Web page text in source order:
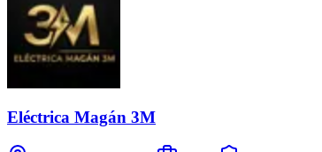
Eléctrica Magán 3M